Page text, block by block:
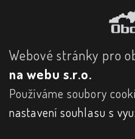
Webové stránky pro
na webu s.r.o.
Používáme soubory
nastavení souhlasu s